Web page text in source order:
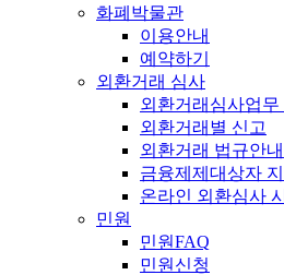
화폐박물관
이용안내
예약하기
외환거래 심사
외환거래심사업무
외환거래별 신고
외환거래 법규안내
금융제제대상자
온라인 외환심사
민원
민원FAQ
민원신청